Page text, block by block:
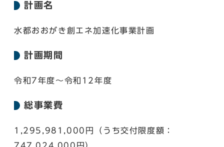
計画名
水都おおがき創エネ加速化事業計画
計画期間
令和7年度〜令和12年度
総事業費
1,295,981,000円（うち交付限度額：